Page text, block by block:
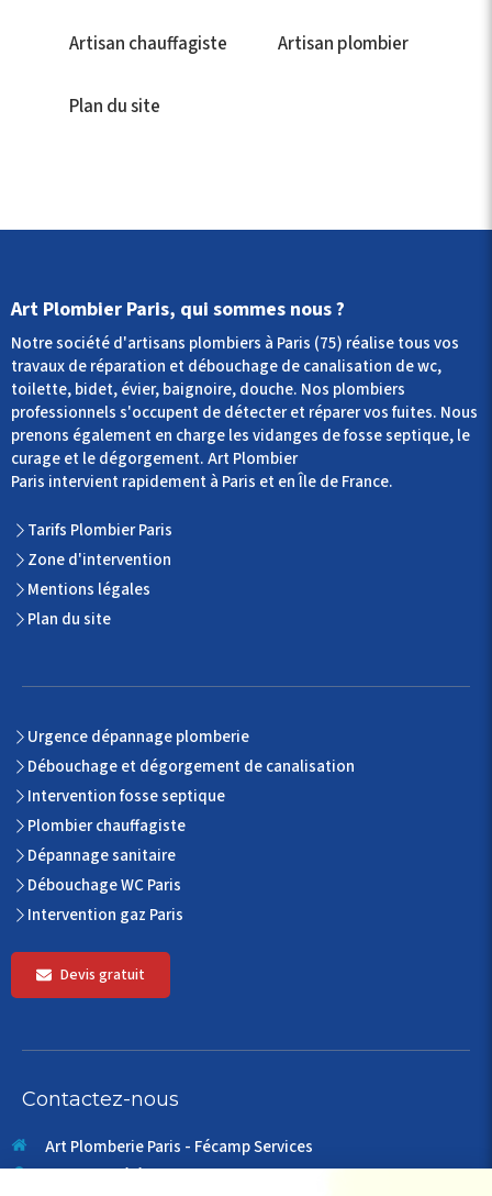
Artisan chauffagiste Artisan plombier
Plan du site
Art Plombier Paris, qui sommes nous ?
Notre société d'artisans plombiers à Paris (75) réalise tous vos
travaux de réparation et débouchage de canalisation de wc,
toilette, bidet, évier, baignoire, douche. Nos plombiers
professionnels s'occupent de détecter et réparer vos fuites. Nous
prenons également en charge les vidanges de fosse septique, le
curage et le dégorgement. Art Plombier
Paris intervient rapidement à Paris et en Île de France.
Tarifs Plombier Paris
Zone d'intervention
Mentions légales
Plan du site
Urgence dépannage plomberie
Débouchage et dégorgement de canalisation
Intervention fosse septique
Plombier chauffagiste
Dépannage sanitaire
Débouchage WC Paris
Intervention gaz Paris
Devis gratuit
Contactez-nous
Art Plomberie Paris - Fécamp Services
49 rue du télégraphe